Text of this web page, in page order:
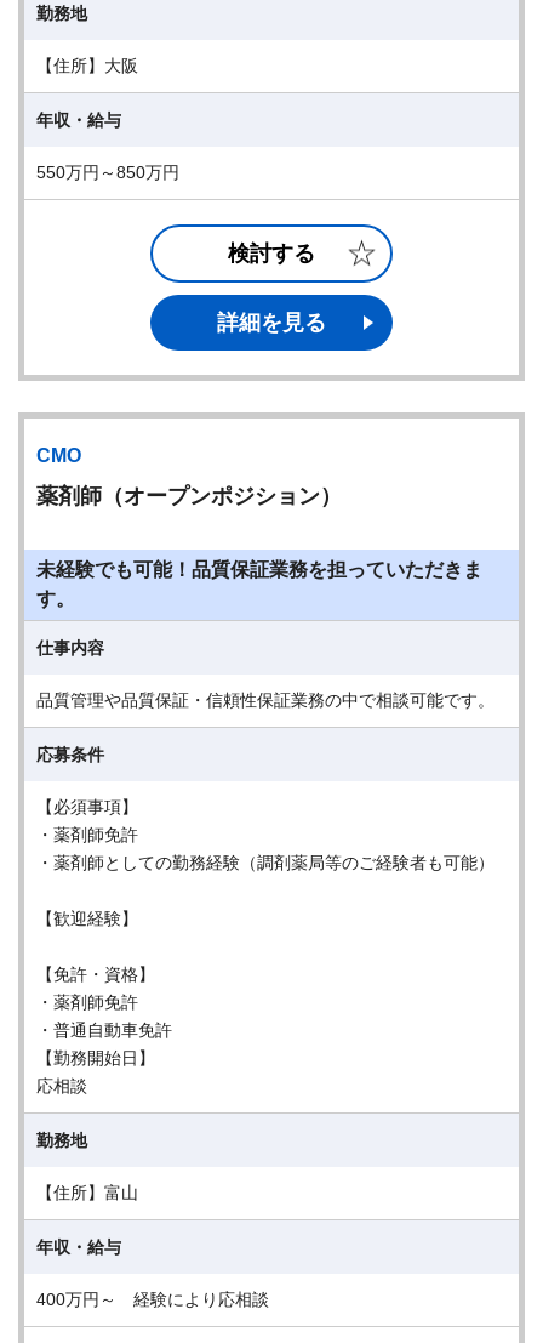
勤務地
【住所】大阪
年収・給与
550万円～850万円
検討する
詳細を見る
CMO
薬剤師（オープンポジション）
未経験でも可能！品質保証業務を担っていただきま
す。
仕事内容
品質管理や品質保証・信頼性保証業務の中で相談可能です。
応募条件
【必須事項】
・薬剤師免許
・薬剤師としての勤務経験（調剤薬局等のご経験者も可能）
【歓迎経験】
【免許・資格】
・薬剤師免許
・普通自動車免許
【勤務開始日】
応相談
勤務地
【住所】富山
年収・給与
400万円～ 経験により応相談